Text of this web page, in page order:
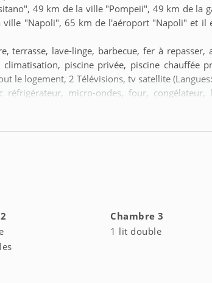
49 km de la ville "Pompeii", 49 km de la
"Napoli", 65 km de l'aéroport "Napoli" et il
terrasse, lave-linge, barbecue, fer à repasser,
piscine privée, piscine chauffée
le logement, 2 Télévisions, tv satellite
micro-ondes, four, congélateur,
Chambre 3
1 lit double